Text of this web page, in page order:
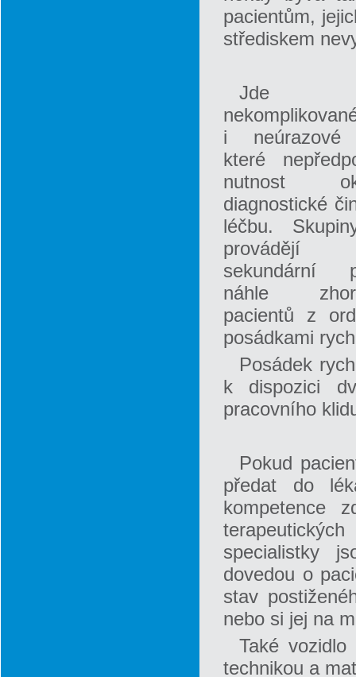
pacientům,
střediskem
i neúrazové
které
nutnost
diagnostické
léčbu.
provádějí
sekundární
náhle
pacientů z
posádkami
Posádek
k dispozici
pracovního
Pokud
předat do
kompetence
specialistky
dovedou o
stav
nebo si jej na
Také
technikou a